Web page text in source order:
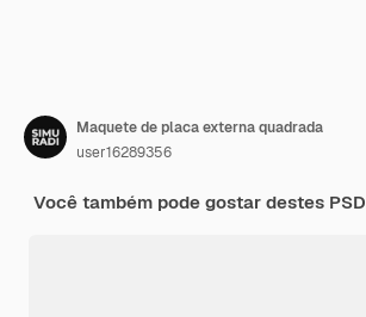
Maquete de placa externa quadrada
user16289356
Você também pode gostar destes PSD